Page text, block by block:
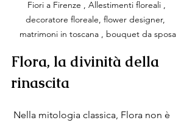
Fiori a Firenze , Allestimenti floreali ,
decoratore floreale, flower designer,
matrimoni in toscana , bouquet da sposa
Flora, la divinità della
rinascita
Nella mitologia classica, Flora non è